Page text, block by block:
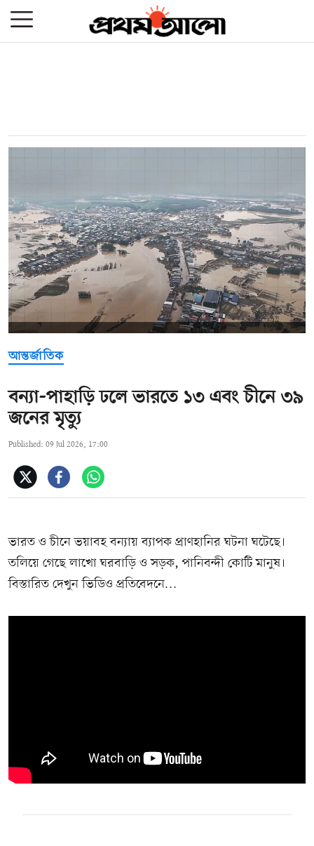
আন্তর্জাতিক
বন্যা-পাহাড়ি ঢলে ভারতে ১৩ এবং চীনে ৩৯
জনের মৃত্যু
Published: 09 Jul 2026, 17:00
ভারত ও চীনে ভয়াবহ বন্যায় ব্যাপক প্রাণহানির ঘটনা ঘটেছে।
তলিয়ে গেছে লাখো ঘরবাড়ি ও সড়ক, পানিবন্দী কোটি মানুষ।
বিস্তারিত দেখুন ভিডিও প্রতিবেদনে…